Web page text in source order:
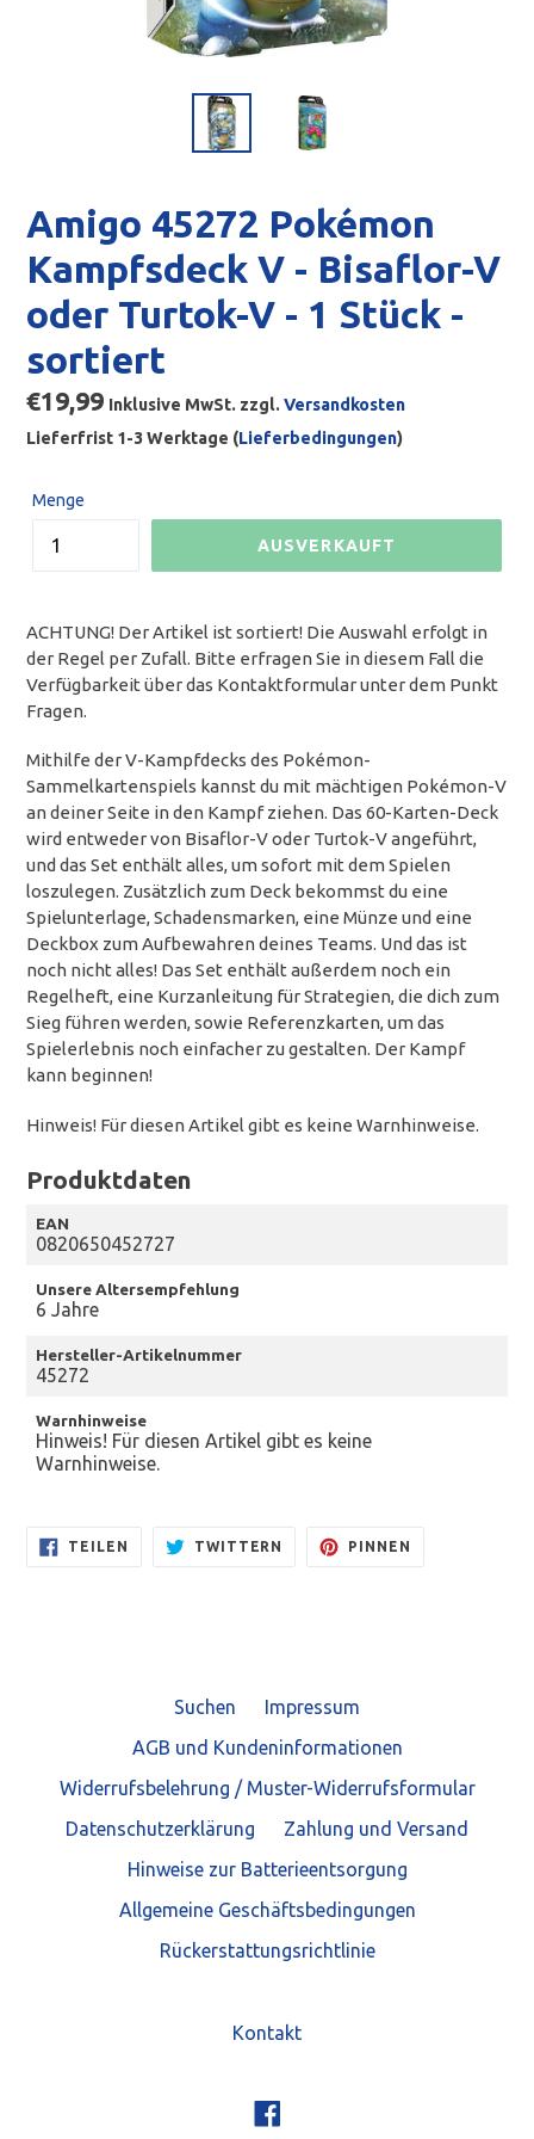
Amigo 45272 Pokémon
Kampfsdeck V - Bisaflor-V
oder Turtok-V - 1 Stück -
sortiert
Normaler
Preis
€19,99 Inklusive MwSt. zzgl.Versandkosten
Lieferfrist 1-3 Werktage (Lieferbedingungen)
Menge
AUSVERKAUFT
ACHTUNG! Der Artikel ist sortiert! Die Auswahl erfolgt in
der Regel per Zufall. Bitte erfragen Sie in diesem Fall die
Verfügbarkeit über das Kontaktformular unter dem Punkt
Fragen.
Mithilfe der V-Kampfdecks des Pokémon-
Sammelkartenspiels kannst du mit mächtigen Pokémon-V
an deiner Seite in den Kampf ziehen. Das 60-Karten-Deck
wird entweder von Bisaflor-V oder Turtok-V angeführt,
und das Set enthält alles, um sofort mit dem Spielen
loszulegen. Zusätzlich zum Deck bekommst du eine
Spielunterlage, Schadensmarken, eine Münze und eine
Deckbox zum Aufbewahren deines Teams. Und das ist
noch nicht alles! Das Set enthält außerdem noch ein
Regelheft, eine Kurzanleitung für Strategien, die dich zum
Sieg führen werden, sowie Referenzkarten, um das
Spielerlebnis noch einfacher zu gestalten. Der Kampf
kann beginnen!
Hinweis! Für diesen Artikel gibt es keine Warnhinweise.
Produktdaten
EAN
0820650452727
Unsere Altersempfehlung
6 Jahre
Hersteller-Artikelnummer
45272
Warnhinweise
Hinweis! Für diesen Artikel gibt es keine
Warnhinweise.
TEILEN
FACEBOOK
TWITTERN
TWITTER
PINNEN
Suchen
Impressum
AGB und Kundeninformationen
Widerrufsbelehrung / Muster-Widerrufsformular
Datenschutzerklärung
Zahlung und Versand
Hinweise zur Batterieentsorgung
Allgemeine Geschäftsbedingungen
Rückerstattungsrichtlinie
Kontakt